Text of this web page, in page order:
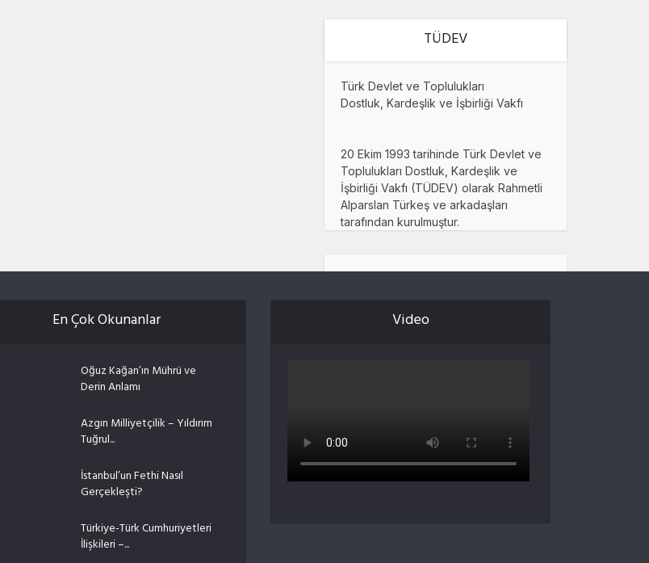
TÜDEV
Türk Devlet ve Toplulukları
Dostluk, Kardeşlik ve İşbirliği Vakfı
20 Ekim 1993 tarihinde Türk Devlet ve
Toplulukları Dostluk, Kardeşlik ve
İşbirliği Vakfı (TÜDEV) olarak Rahmetli
Alparslan Türkeş ve arkadaşları
tarafından kurulmuştur.
En Çok Okunanlar
Oğuz Kağan’ın Mührü ve
Derin Anlamı
Azgın Milliyetçilik – Yıldırım
Tuğrul...
İstanbul’un Fethi Nasıl
Gerçekleşti?
Türkiye-Türk Cumhuriyetleri
İlişkileri –...
Video